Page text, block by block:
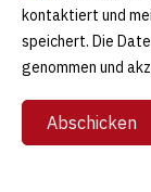
kontaktiert und
speichert. Die
genommen und
Abschicken